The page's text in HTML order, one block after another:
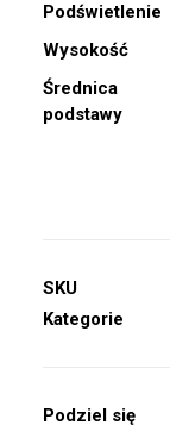
Podświetlenie
Wysokość
Średnica
podstawy
SKU
Kategorie
Podziel się